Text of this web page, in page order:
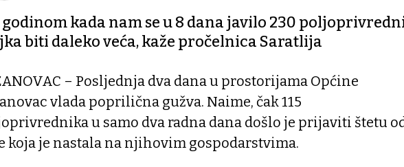
kada nam se u 8 dana javilo 230
biti daleko veća, kaže pročelnica Saratlija
– Posljednja dva dana u prostorijama Općine
vlada poprilična gužva. Naime, čak 115
u samo dva radna dana došlo je prijaviti štetu
koja je nastala na njihovim gospodarstvima.